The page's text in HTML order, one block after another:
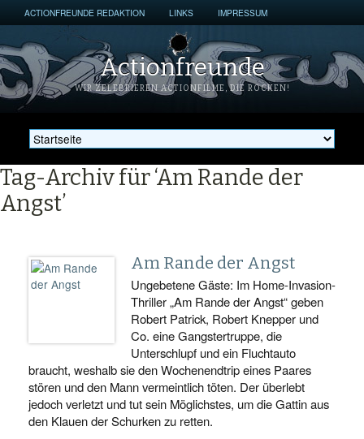
ACTIONFREUNDE REDAKTION LINKS IMPRESSUM
Actionfreunde
WIR ZELEBRIEREN ACTIONFILME, DIE ROCKEN!
Tag-Archiv für ‘Am Rande der
Angst’
Am Rande der Angst
Ungebetene Gäste: Im Home-Invasion-
Thriller „Am Rande der Angst“ geben
Robert Patrick, Robert Knepper und
Co. eine Gangstertruppe, die
Unterschlupf und ein Fluchtauto
braucht, weshalb sie den Wochenendtrip eines Paares
stören und den Mann vermeintlich töten. Der überlebt
jedoch verletzt und tut sein Möglichstes, um die Gattin aus
den Klauen der Schurken zu retten.